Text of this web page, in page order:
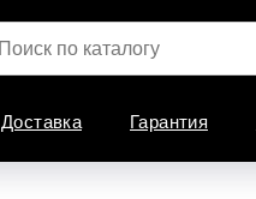
Доставка Гарантия